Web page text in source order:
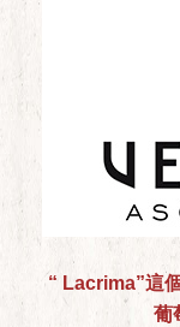
“ Lacrima”這
葡